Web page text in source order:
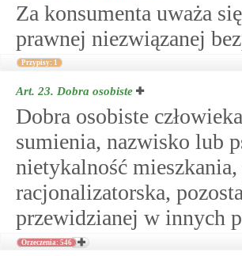
Za konsumenta uważa
prawnej niezwiązanej
Przypisy: 1
Art. 23. Dobra osobiste
Dobra osobiste
sumienia, nazwisko lub
nietykalność
racjonalizatorska,
przewidzianej w innych
Orzeczenia: 546